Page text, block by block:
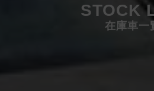
STOCK
在庫車一